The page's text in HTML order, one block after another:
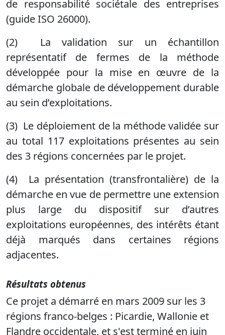
de responsabilité sociétale des entreprises
(guide ISO 26000).
(2) La validation sur un échantillon
représentatif de fermes de la méthode
développée pour la mise en œuvre de la
démarche globale de développement durable
au sein d’exploitations.
(3) Le déploiement de la méthode validée sur
au total 117 exploitations présentes au sein
des 3 régions concernées par le projet.
(4)
La présentation (transfrontalière) de la
démarche en vue de permettre une extension
plus large du dispositif sur d’autres
exploitations européennes, des intérêts étant
déjà marqués dans certaines régions
adjacentes.
Résultats obtenus
Ce projet a démarré en mars 2009 sur les 3
régions franco-belges : Picardie, Wallonie et